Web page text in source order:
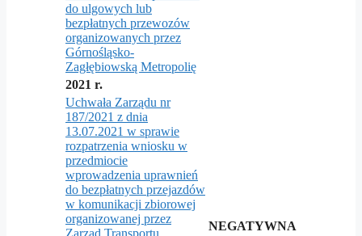
do ulgowych lub
bezpłatnych przewozów
organizowanych przez
Górnośląsko-
Zagłębiowską Metropolię
2021 r.
Uchwała Zarządu nr
187/2021 z dnia
13.07.2021 w sprawie
rozpatrzenia wniosku w
przedmiocie
wprowadzenia uprawnień
do bezpłatnych przejazdów
w komunikacji zbiorowej
organizowanej przez
Zarząd Transportu
NEGATYWNA